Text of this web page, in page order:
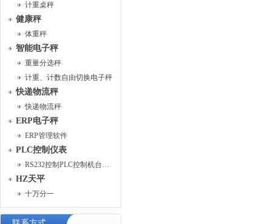
计重桌秤
健康秤
体重秤
智能电子秤
重量分选秤
计重、计数自由切换电子秤
快递物流秤
快递物流秤
ERP电子秤
ERP管理软件
PLC控制仪表
RS232控制PLC控制机台运行
HZ天平
十万分一